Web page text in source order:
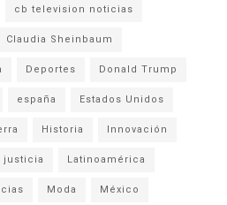
cb television noticias
Claudia Sheinbaum
Deportes Donald Trump
españa Estados Unidos
Historia Innovación
justicia Latinoamérica
Moda México